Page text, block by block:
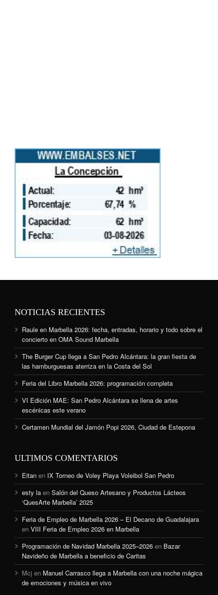
NOTICIAS RECIENTES
Raule en Marbella 2026: fecha, entradas, horario y todo sobre el
concierto en OMA Sound Marbella
The Burger Cup llega a San Pedro Alcántara: la gran fiesta de
las hamburguesas aterriza en la Costa del Sol
Feria del Libro Marbella 2026: programación completa
VI Edición MAE: San Pedro Alcántara se llena de artes
escénicas este verano
Certamen Mundial del Jamón Popi 2026, Ciudad de Estepona
ULTIMOS COMENTARIOS
Eitan en IX Torneo de Voley Playa Voleibol San Pedro
esty la en Salón del Queso Artesano y Productos Lácteos
‘QuesArte Marbella’ 2025
Feria de Empleo de Marbella 2026 – El Decano de Guadalajara
en VIII Feria de Empleo 2026 en Marbella
Programación de Navidad Marbella 2025–2026 en Bazar
Navideño de Marbella a beneficio de Caritas
Mcj en Manuel Carrasco llega a Marbella con una noche mágica
de emociones y música en vivo